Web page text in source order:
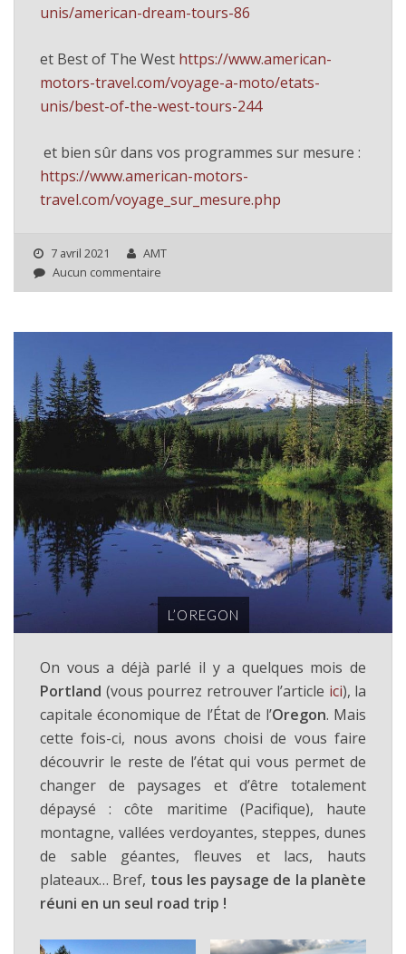
unis/american-dream-tours-86
et Best of The West https://www.american-
motors-travel.com/voyage-a-moto/etats-
unis/best-of-the-west-tours-244
et bien sûr dans vos programmes sur mesure :
https://www.american-motors-
travel.com/voyage_sur_mesure.php
7 avril 2021
AMT
Aucun commentaire
L’OREGON
On vous a déjà parlé il y a quelques mois de
Portland (vous pourrez retrouver l’article ici), la
capitale économique de l’État de l’Oregon. Mais
cette fois-ci, nous avons choisi de vous faire
découvrir le reste de l’état qui vous permet de
changer de paysages et d’être totalement
dépaysé : côte maritime (Pacifique), haute
montagne, vallées verdoyantes, steppes, dunes
de sable géantes, fleuves et lacs, hauts
plateaux… Bref, tous les paysage de la planète
réuni en un seul road trip !